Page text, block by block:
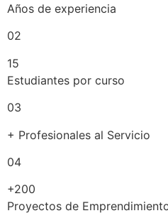
Años de experiencia
02
15
Estudiantes por curso
03
+ Profesionales al Servicio​
04
+200
Proyectos de